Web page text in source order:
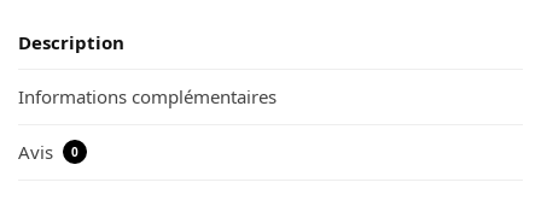
Description
Informations complémentaires
Avis 0